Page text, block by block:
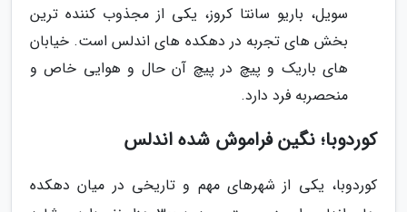
سویل، باریو سانتا کروز، یکی از مجذوب کننده ترین
بخش های تجربه در دهکده های اندلس است. خیابان
های باریک و پیچ در پیچ آن حال و هوایی خاص و
منحصربه فرد دارد.
کوردوبا؛ نگین فراموش شده اندلس
کوردوبا، یکی از شهرهای مهم و تاریخی در میان دهکده